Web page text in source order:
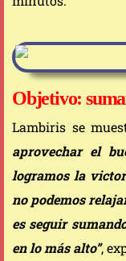
Objetivo:
Lambiris se
aprovechar el
logramos la
no podemos
es seguir
en lo más alto”,